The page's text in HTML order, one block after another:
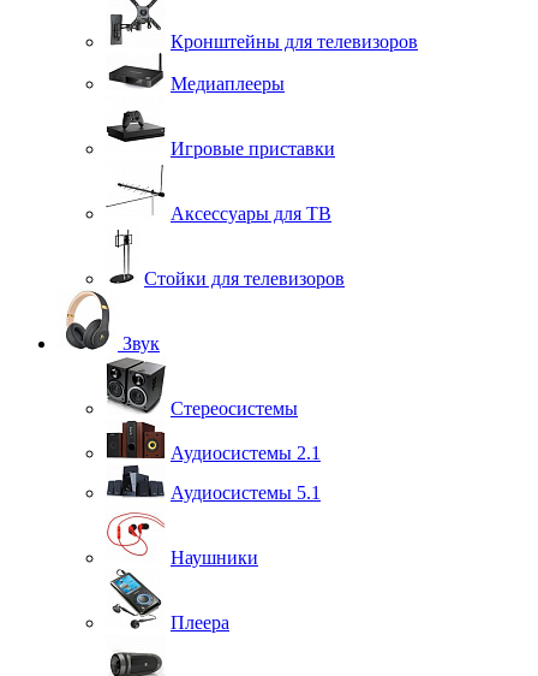
Кронштейны для телевизоров
Медиаплееры
Игровые приставки
Аксессуары для ТВ
Стойки для телевизоров
Звук
Стереосистемы
Аудиосистемы 2.1
Аудиосистемы 5.1
Наушники
Плеера